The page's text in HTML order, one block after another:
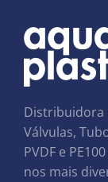
Distribuidora
Válvulas,
PVDF e
nos mais